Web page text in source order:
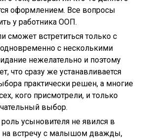
оформлением. Все вопросы
у работника ООП.
сможет встретиться только с
с несколькими
нежелательно и поэтому
что сразу же устанавливается
практически решен, а многие
кого присмотрели, и только
выбор.
усыновителя не явился в
на встречу с малышом дважды,